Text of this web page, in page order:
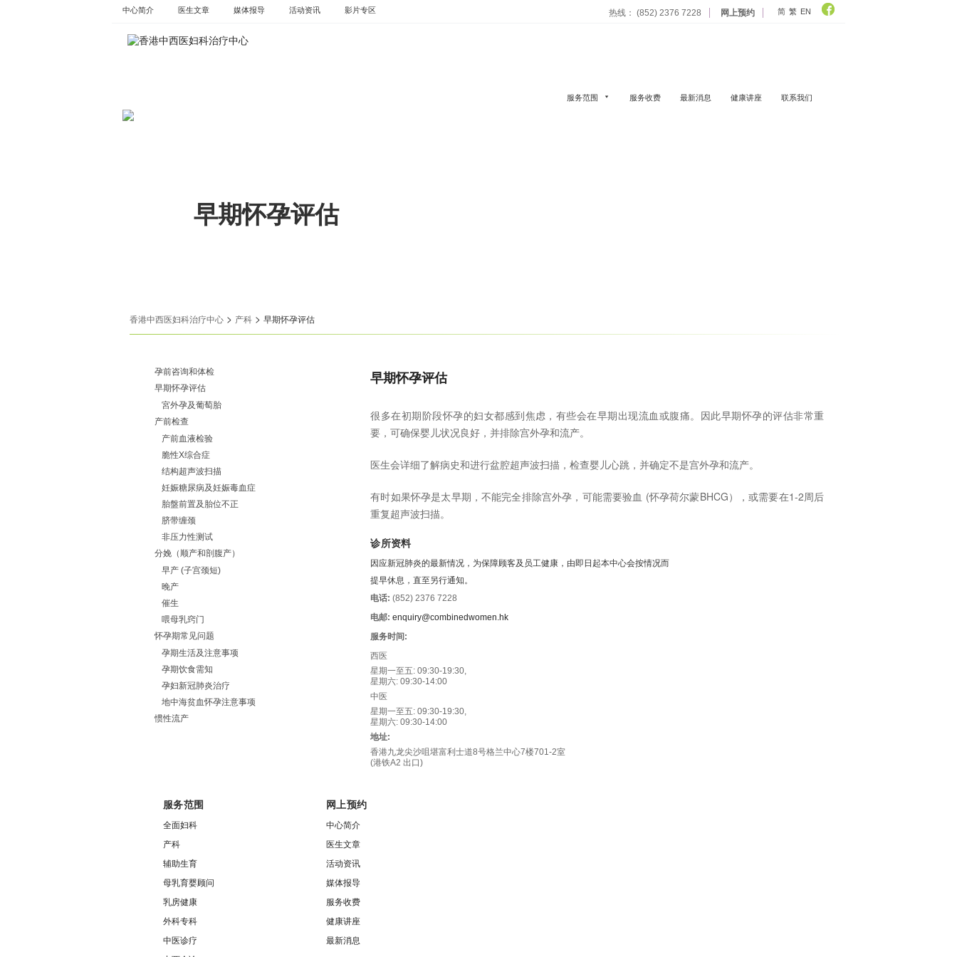
Skip
to
中心简介 医生文章 媒体报导 活动资​​讯 影片专区 热线： (852) 2376 7228 网上预约 简 繁 EN
服务范围 服务收费 最新消息 健康讲座 联系我们
早期怀孕评估
香港中西医妇科治疗中心 > 产科 > 早期怀孕评估
孕前咨询和体检
早期怀孕评估
宮外孕及葡萄胎
产前检查
产前血液检验
脆性X综合症
结构超声波扫描
妊娠糖尿病及妊娠毒血症
胎盤前置及胎位不正
脐带缠颈
非压力性测试
分娩（顺产和剖腹产）
早产 (子宫颈短)
晚产
催生
喂母乳窍门
怀孕期常见问题
孕期生活及注意事项
孕期饮食需知
孕妇新冠肺炎治疗
地中海贫血怀孕注意事项
惯性流产
早期怀孕评估
很多在初期阶段怀孕的妇女都感到焦虑，有些会在早期出现流血或腹痛。因此早期怀孕的评估非常重
要，可确保婴儿状况良好，并排除宫外孕和流产。
医生会详细了解病史和进行盆腔超声波扫描，检查婴儿心跳，并确定不是宫外孕和流产。
有时如果怀孕是太早期，不能完全排除宫外孕，可能需要验血 (怀孕荷尔蒙BHCG），或需要在1-2周后
重复超声波扫描。
诊所资料
因应新冠肺炎的最新情况，为保障顾客及员工健康，由即日起本中心会按情况而
提早休息，直至另行通知。
电话:(852) 2376 7228
电邮:enquiry@combinedwomen.hk
服务时间:
西医
星期一至五: 09:30-19:30,
星期六: 09:30-14:00
中医
星期一至五: 09:30-19:30,
星期六: 09:30-14:00
地址:
香港九龙尖沙咀堪富利士道8号格兰中心7楼701-2室
(港铁A2 出口)
服务范围
全面妇科
产科
辅助生育
母乳育婴顾问
乳房健康
外科专科
中医诊疗
网上预约
中心简介
医生文章
活动资讯
媒体报导
服务收费
健康讲座
最新消息